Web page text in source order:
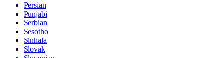
Persian
Punjabi
Serbian
Sesotho
Sinhala
Slovak